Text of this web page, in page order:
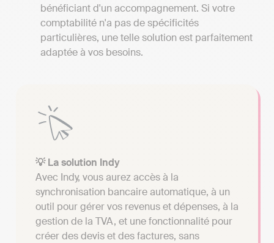
bénéficiant d'un accompagnement. Si votre
comptabilité n'a pas de spécificités
particulières, une telle solution est parfaitement
adaptée à vos besoins.
💡 La solution Indy
Avec Indy, vous aurez accès à la
synchronisation bancaire automatique, à un
outil pour gérer vos revenus et dépenses, à la
gestion de la TVA, et une fonctionnalité pour
créer des devis et des factures, sans